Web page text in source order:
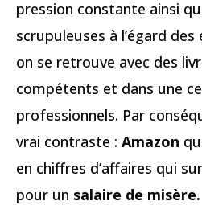
pression constante ainsi
scrupuleuses à l’égard
on se retrouve avec des
compétents et dans une
professionnels. Par
vrai contraste : Amazon
en chiffres d’affaires qui
pour un salaire de misère.